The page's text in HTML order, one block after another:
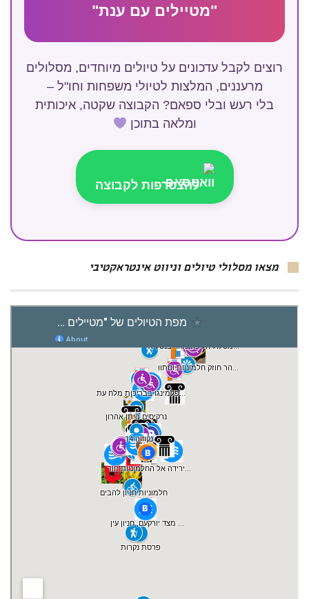
"מטיילים עם ענת"
רוצים לקבל עדכונים על טיולים מיוחדים, מסלולים
מרעננים, המלצות לטיולי משפחות וחו"ל –
בלי רעש ובלי ספאם? הקבוצה שקטה, איכותית
ומלאה בתוכן
להצטרפות לקבוצה
מצאו מסלולי טיולים וניווט אינטראקטיבי